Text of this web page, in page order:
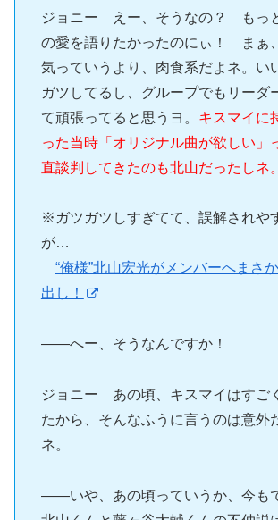
ジョニー えー、そうなの？ もっ
の愛を語りたかったのにぃ！ まぁ
気っていうより、肉食系だよネ。い
ガツしてるし、グループでもリーダ
て頑張ってると思うヨ。 キスマイに
った当時「オリジナル曲が欲しい」
直談判してきたのも北山だったしネ。
※ガツガツしすぎてて、誤解されや
が…
“俺様”北山宏光がメンバーへまさ
出し！
――へー、そうなんですか！
ジョニー あの頃、キスマイはすご
たから、そんなふうに言うのは意外
ネ。
――いや、あの頃っていうか、今も